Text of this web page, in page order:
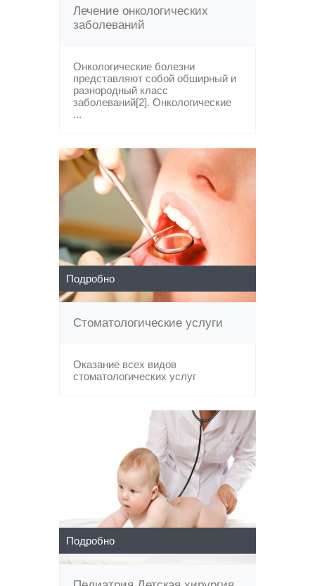
Лечение онкологических
заболеваний
Онкологические болезни
представляют собой обширный и
разнородный класс
заболеваний[2]. Онкологические
...
Подробно
Стоматологические услуги
Оказание всех видов
стоматологических услуг
Подробно